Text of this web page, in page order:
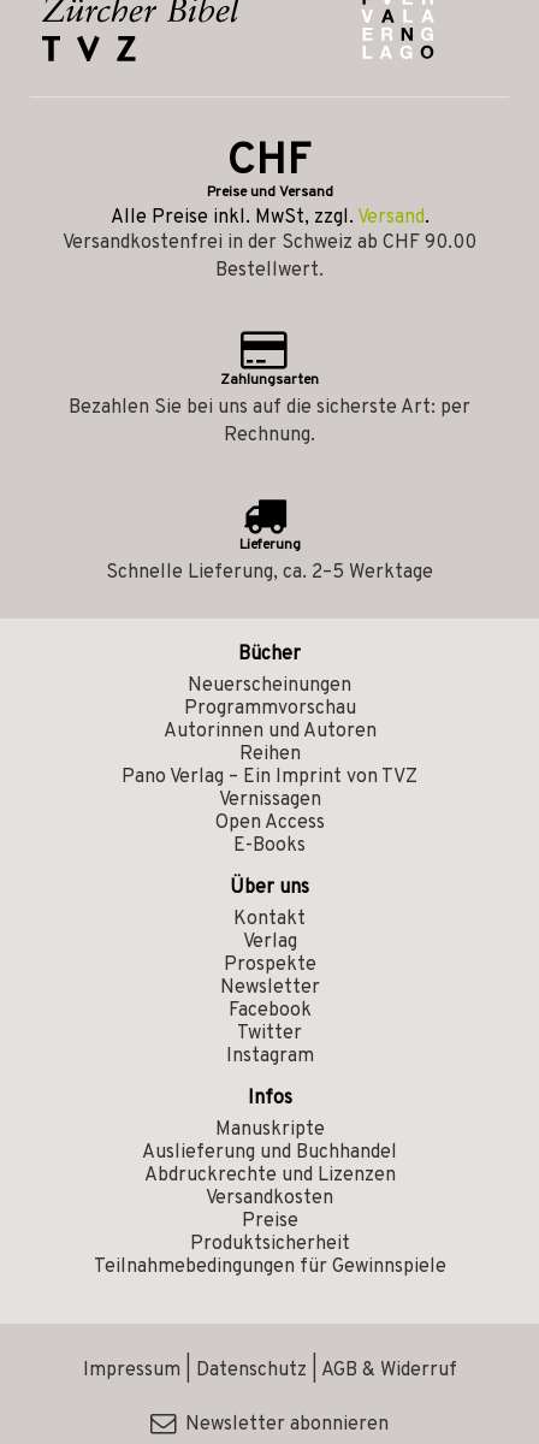
CHF
Preise und Versand
Alle Preise inkl. MwSt, zzgl. Versand.
Versandkostenfrei in der Schweiz ab CHF 90.00
Bestellwert.
Zahlungsarten
Bezahlen Sie bei uns auf die sicherste Art: per
Rechnung.
Lieferung
Schnelle Lieferung, ca. 2–5 Werktage
Bücher
Neuerscheinungen
Programmvorschau
Autorinnen und Autoren
Reihen
Pano Verlag – Ein Imprint von TVZ
Vernissagen
Open Access
E-Books
Über uns
Kontakt
Verlag
Prospekte
Newsletter
Facebook
Twitter
Instagram
Infos
Manuskripte
Auslieferung und Buchhandel
Abdruckrechte und Lizenzen
Versandkosten
Preise
Produktsicherheit
Teilnahmebedingungen für Gewinnspiele
Impressum Datenschutz AGB & Widerruf
Newsletter abonnieren